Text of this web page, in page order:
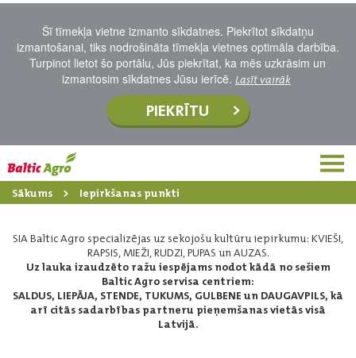
Šī tīmekļa vietne izmanto sīkdatnes. Piekrītot sīkdatņu
izmantošanai, tiks nodrošināta tīmekļa vietnes optimāla darbība.
Turpinot lietot šo portālu, Jūs piekrītat, ka mēs uzkrāsim un
izmantosim sīkdatnes Jūsu ierīcē. Lasīt vairāk
PIEKRĪTU
Sākums Iepirkšanas punkti
SIA Baltic Agro specializējas uz sekojošu kultūru iepirkumu: KVIEŠI,
RAPSIS, MIEŽI, RUDZI, PUPAS un AUZAS.
Uz lauka izaudzēto ražu iespējams nodot kādā no sešiem
Baltic Agro servisa centriem:
SALDUS, LIEPĀJA, STENDE, TUKUMS, GULBENE un DAUGAVPILS, kā
arī citās sadarbības partneru pieņemšanas vietās visā
Latvijā.